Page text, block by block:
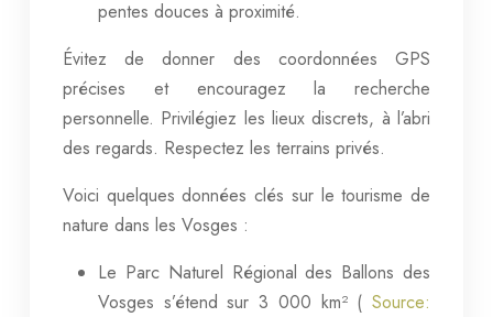
pentes douces à proximité.
Évitez de donner des coordonnées GPS
précises et encouragez la recherche
personnelle. Privilégiez les lieux discrets, à l’abri
des regards. Respectez les terrains privés.
Voici quelques données clés sur le tourisme de
nature dans les Vosges :
Le Parc Naturel Régional des Ballons des
Vosges s’étend sur 3 000 km² ( Source: